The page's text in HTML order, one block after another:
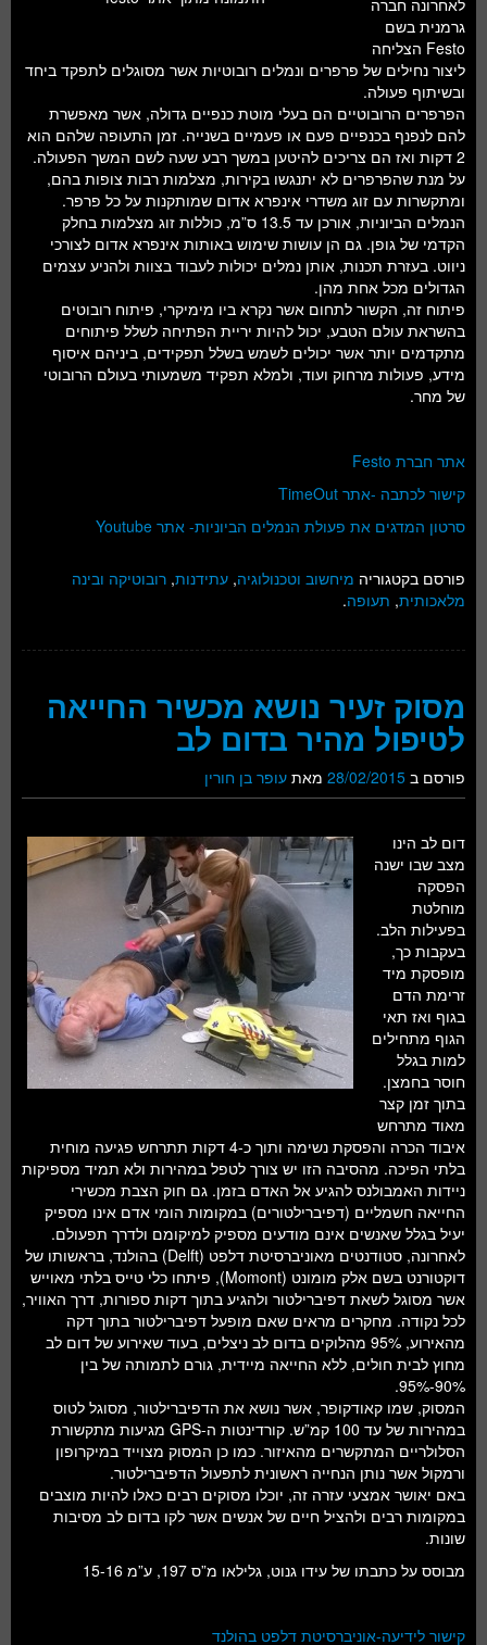
לאחרונה חברה
גרמנית בשם
Festo הצליחה
ליצור נחילים של פרפרים ונמלים רובוטיות אשר מסוגלים לתפקד ביחד
ובשיתוף פעולה.
הפרפרים הרובוטיים הם בעלי מוטת כנפיים גדולה, אשר מאפשרת
להם לנפנף בכנפיים פעם או פעמיים בשנייה. זמן התעופה שלהם הוא
2 דקות ואז הם צריכים להיטען במשך רבע שעה לשם המשך הפעולה.
על מנת שהפרפרים לא יתנגשו בקירות, מצלמות רבות צופות בהם,
ומתקשרות עם זוג משדרי אינפרא אדום שמותקנות על כל פרפר.
הנמלים הביוניות, אורכן עד 13.5 ס”מ, כוללות זוג מצלמות בחלק
הקדמי של גופן. גם הן עושות שימוש באותות אינפרא אדום לצורכי
ניווט. בעזרת תכנות, אותן נמלים יכולות לעבוד בצוות ולהניע עצמים
הגדולים מכל אחת מהן.
פיתוח זה, הקשור לתחום אשר נקרא ביו מימיקרי, פיתוח רובוטים
בהשראת עולם הטבע, יכול להיות יריית הפתיחה לשלל פיתוחים
מתקדמים יותר אשר יכולים לשמש בשלל תפקידים, ביניהם איסוף
מידע, פעולות מרחוק ועוד, ולמלא תפקיד משמעותי בעולם הרובוטי
של מחר.
אתר חברת Festo
קישור לכתבה -אתר TimeOut
סרטון המדגים את פעולת הנמלים הביוניות- אתר Youtube
פורסם בקטגוריה מיחשוב וטכנולוגיה, עתידנות, רובוטיקה ובינה
מלאכותית, תעופה.
מסוק זעיר נושא מכשיר החייאה
לטיפול מהיר בדום לב
פורסם ב 28/02/2015 מאת עופר בן חורין
דום לב הינו
מצב שבו ישנה
הפסקה
מוחלטת
בפעילות הלב.
בעקבות כך,
מופסקת מיד
זרימת הדם
בגוף ואז תאי
הגוף מתחילים
למות בגלל
חוסר בחמצן.
בתוך זמן קצר
מאוד מתרחש
איבוד הכרה והפסקת נשימה ותוך כ-4 דקות תתרחש פגיעה מוחית
בלתי הפיכה. מהסיבה הזו יש צורך לטפל במהירות ולא תמיד מספיקות
ניידות האמבולנס להגיע אל האדם בזמן. גם חוק הצבת מכשירי
החייאה חשמליים (דפיברילטורים) במקומות הומי אדם אינו מספיק
יעיל בגלל שאנשים אינם מודעים מספיק למיקומם ולדרך תפעולם.
לאחרונה, סטודנטים מאוניברסיטת דלפט (Delft) בהולנד, בראשותו של
דוקטורנט בשם אלק מומונט (Momont), פיתחו כלי טייס בלתי מאוייש
אשר מסוגל לשאת דפיברילטור ולהגיע בתוך דקות ספורות, דרך האוויר,
לכל נקודה. מחקרים מראים שאם מופעל דפיברילטור בתוך דקה
מהאירוע, 95% מהלוקים בדום לב ניצלים, בעוד שאירוע של דום לב
מחוץ לבית חולים, ללא החייאה מיידית, גורם לתמותה של בין
90%-95%.
המסוק, שמו קאודקופר, אשר נושא את הדפיברילטור, מסוגל לטוס
במהירות של עד 100 קמ”ש. קורדינטות ה-GPS מגיעות מתקשורת
הסלולריים המתקשרים מהאיזור. כמו כן המסוק מצוייד במיקרופון
ורמקול אשר נותן הנחייה ראשונית לתפעול הדפיברילטור.
באם יאושר אמצעי עזרה זה, יוכלו מסוקים רבים כאלו להיות מוצבים
במקומות רבים ולהציל חיים של אנשים אשר לקו בדום לב מסיבות
שונות.
מבוסס על כתבתו של עידו גנוט, גלילאו מ”ס 197, ע”מ 15-16
קישור לידיעה-אוניברסיטת דלפט בהולנד